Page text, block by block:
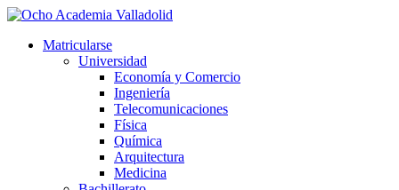
Ir
contenidoMatricularse
Universidad
Economía y Comercio
Ingeniería
Telecomunicaciones
Física
Química
Arquitectura
Medicina